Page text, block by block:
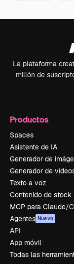
La plataforma
millón de
Productos
Spaces
Asistente de IA
Generador de
Generador de
Texto a voz
Contenido de stock
MCP para Claude/
Agentes Nuevo
API
App móvil
Todas las